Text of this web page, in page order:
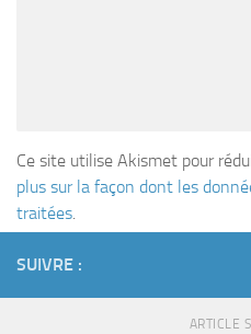
Ce site utilise Akismet pour
plus sur la façon dont les
traitées.
SUIVRE :
ARTICLE